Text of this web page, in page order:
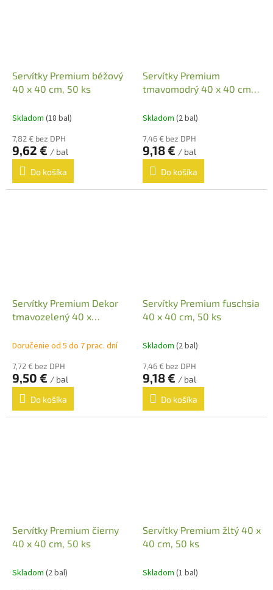
Servítky Premium béžový
40 x 40 cm, 50 ks
Skladom (18 bal)
7,82 € bez DPH
9,62 € / bal
Do košíka
Servítky Premium
tmavomodrý 40 x 40 cm,
Skladom (2 bal)
7,46 € bez DPH
9,18 € / bal
Do košíka
Servítky Premium Dekor
tmavozelený 40 x
Doručenie od 5 do 7 prac. dní
7,72 € bez DPH
9,50 € / bal
Do košíka
Servítky Premium fuschsia
40 x 40 cm, 50 ks
Skladom (2 bal)
7,46 € bez DPH
9,18 € / bal
Do košíka
Servítky Premium čierny
40 x 40 cm, 50 ks
Skladom (2 bal)
Servítky Premium žltý 40 x
40 cm, 50 ks
Skladom (1 bal)